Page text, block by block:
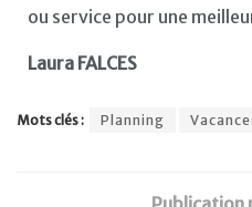
ou service pour une
Laura FALCES
Mots clés : Planning